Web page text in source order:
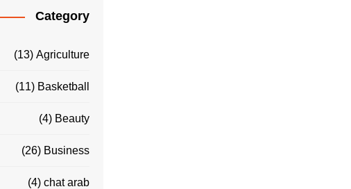
Category
Agriculture
(13)
Basketball
(11)
Beauty
(4)
Business
(26)
chat arab
(4)